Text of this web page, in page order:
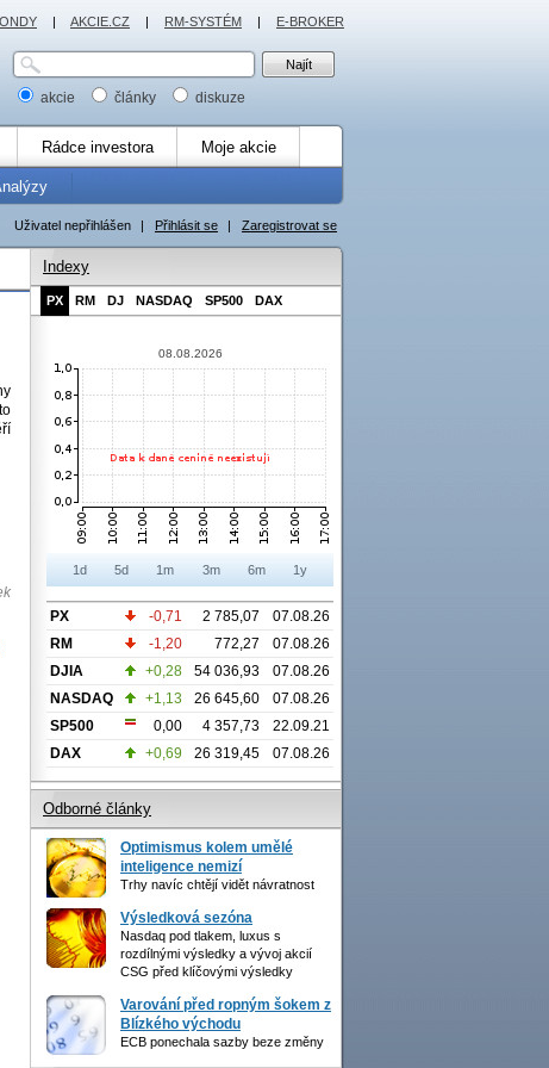
akcie články diskuze
Rádce investora Moje akcie
Uživatel nepřihlášen | Přihlásit se | Zaregistrovat se
Indexy
PX RM DJ NASDAQ SP500 DAX
08.08.2026
1d 5d 1m 3m 6m 1y
PX -0,71 2 785,07
07.08.26
RM
-1,20 772,27
07.08.26
DJIA
+0,28 54 036,93
07.08.26
NASDAQ
+1,13 26 645,60
07.08.26
SP500
0,00 4 357,73
22.09.21
DAX
+0,69 26 319,45 07.08.26
Odborné články
Optimismus kolem umělé
inteligence nemizí
Trhy navíc chtějí vidět návratnost
Výsledková sezóna
Nasdaq pod tlakem, luxus s
rozdílnými výsledky a vývoj akcií
CSG před klíčovými výsledky
Varování před ropným šokem z
Blízkého východu
ECB ponechala sazby beze změny
| AKCIE.CZ | RM-SYSTÉM | E-BROKER